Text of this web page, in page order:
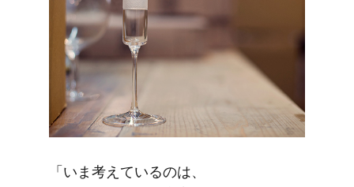
「いま考えているのは、​